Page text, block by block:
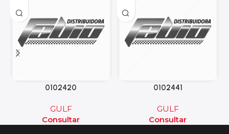
0102420
GULF
Consultar
0102441
GULF
Consultar